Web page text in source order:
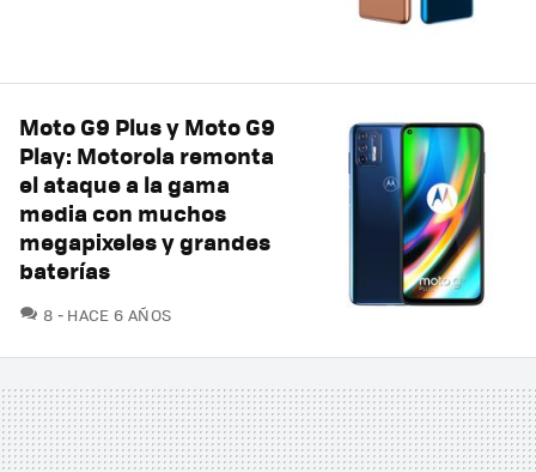
Moto G9 Plus y Moto G9
Play: Motorola remonta
el ataque a la gama
media con muchos
megapixeles y grandes
baterías
8 COMENTARIOS
HACE 6 AÑOS